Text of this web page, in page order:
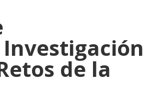
Investigación
de la